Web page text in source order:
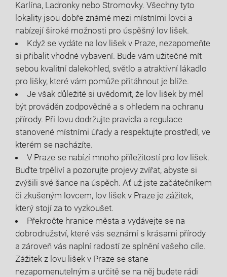
Karlína, Ladronky nebo Stromovky. Všechny tyto
lokality jsou dobře známé mezi místními lovci a
nabízejí široké možnosti pro úspěšný lov lišek.
Když se vydáte na lov lišek v Praze, nezapomeňte
si přibalit vhodné vybavení. Bude vám užitečné mít
sebou kvalitní dalekohled, světlo a atraktivní lákadlo
pro lišky, které vám pomůže přitáhnout je blíže.
Je však důležité si uvědomit, že lov lišek by měl
být prováděn zodpovědně a s ohledem na ochranu
přírody. Při lovu dodržujte pravidla a regulace
stanovené místními úřady a respektujte prostředí, ve
kterém se nacházíte.
V Praze se nabízí mnoho příležitostí pro lov lišek.
Buďte trpěliví a pozorujte projevy zvířat, abyste si
zvýšili své šance na úspěch. Ať už jste začátečníkem
či zkušeným lovcem, lov lišek v Praze je zážitek,
který stojí za to vyzkoušet.
Překročte hranice města a vydávejte se na
dobrodružství, které vás seznámí s krásami přírody
a zároveň vás naplní radostí ze splnění vašeho cíle.
Zážitek z lovu lišek v Praze se stane
nezapomenutelným a určitě se na něj budete rádi